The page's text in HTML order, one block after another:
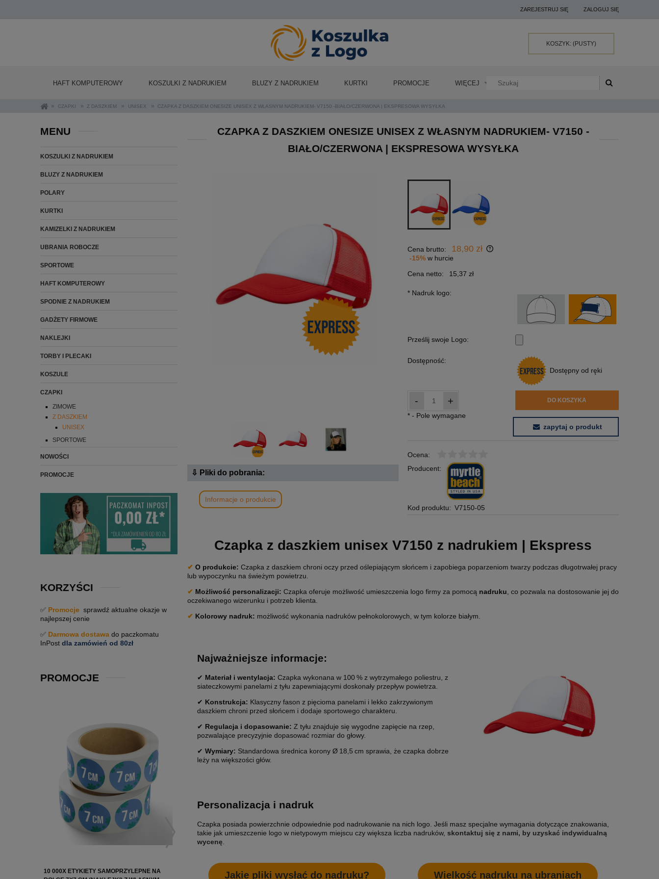
ZAREJESTRUJ SIĘ ZALOGUJ SIĘ
KOSZYK: (PUSTY)
HAFT KOMPUTEROWY KOSZULKI Z NADRUKIEM BLUZY Z NADRUKIEM KURTKI PROMOCJE WIĘCEJ
» CZAPKI » Z DASZKIEM » UNISEX » CZAPKA Z DASZKIEM ONESIZE UNISEX Z WŁASNYM NADRUKIEM- V7150 -BIAŁO/CZERWONA | EKSPRESOWA WYSYŁKA
MENU
KOSZULKI Z NADRUKIEM
BLUZY Z NADRUKIEM
POLARY
KURTKI
KAMIZELKI Z NADRUKIEM
UBRANIA ROBOCZE
SPORTOWE
HAFT KOMPUTEROWY
SPODNIE Z NADRUKIEM
GADŻETY FIRMOWE
NAKLEJKI
TORBY I PLECAKI
KOSZULE
CZAPKI
ZIMOWE
Z DASZKIEM
UNISEX
SPORTOWE
NOWOŚCI
PROMOCJE
KORZYŚCI
✅ Promocje sprawdź aktualne okazje w
najlepszej cenie
✅ Darmowa dostawa do paczkomatu
InPost dla zamówień od 80zł
PROMOCJE
10 000X ETYKIETY SAMOPRZYLEPNE NA
10 000X ETYKIETY SAMOPRZYLEPNE NA
10 000X ETYKIETY SAMOPRZYLEPNE NA
10 000X ETYKIETY SAMOPRZYLEPNE NA
CZAPKA Z DASZKIEM ONESIZE UNISEX Z WŁASNYM NADRUKIEM- V7150 -
BIAŁO/CZERWONA | EKSPRESOWA WYSYŁKA
⇩ Pliki do pobrania:
Informacje o produkcie
Cena brutto: 18,90 zł
-15%w hurcie
Cena netto:
15,37 zł
* Nadruk logo:
Prześlij swoje Logo:
Dostępność:
Dostępny od ręki
- + DO KOSZYKA
* - Pole wymagane
zapytaj o produkt
Ocena:
Producent:
Kod produktu: V7150-05
Czapka z daszkiem unisex V7150 z nadrukiem | Ekspress
✔ O produkcie: Czapka z daszkiem chroni oczy przed oślepiającym słońcem i zapobiega poparzeniom twarzy podczas długotrwałej pracy
lub wypoczynku na świeżym powietrzu.
✔ Możliwość personalizacji: Czapka oferuje możliwość umieszczenia logo firmy za pomocą nadruku , co pozwala na dostosowanie jej do
oczekiwanego wizerunku i potrzeb klienta.
✔ Kolorowy nadruk: możliwość wykonania nadruków pełnokolorowych, w tym kolorze białym.
Najważniejsze informacje:
✔ Materiał i wentylacja: Czapka wykonana w 100 % z wytrzymałego poliestru, z
siateczkowymi panelami z tyłu zapewniającymi doskonały przepływ powietrza.
✔ Konstrukcja: Klasyczny fason z pięcioma panelami i lekko zakrzywionym
daszkiem chroni przed słońcem i dodaje sportowego charakteru.
✔ Regulacja i dopasowanie: Z tyłu znajduje się wygodne zapięcie na rzep,
pozwalające precyzyjnie dopasować rozmiar do głowy.
✔ Wymiary: Standardowa średnica korony Ø 18,5 cm sprawia, że czapka dobrze
leży na większości głów.
Personalizacja i nadruk
Czapka posiada powierzchnie odpowiednie pod nadrukowanie na nich logo. Jeśli masz specjalne wymagania dotyczące znakowania,
takie jak umieszczenie logo w nietypowym miejscu czy większa liczba nadruków, skontaktuj się z nami, by uzyskać indywidualną
wycenę
Jakie pliki wysłać do nadruku? Wielkość nadruku na ubraniach